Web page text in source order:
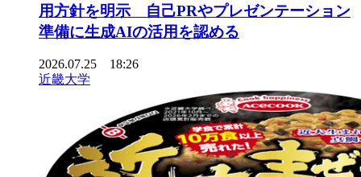
用方針を明示 自己PRやプレゼンテーション
準備に生成AIの活用を認める
2026.07.25 18:26
近畿大学